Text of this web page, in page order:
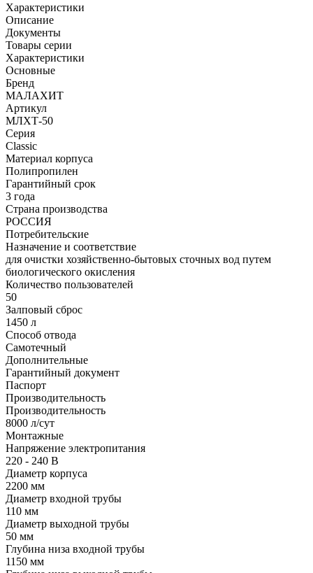
Характеристики
Описание
Документы
Товары серии
Характеристики
Основные
Бренд
МАЛАХИТ
Артикул
МЛХТ-50
Серия
Classic
Материал корпуса
Полипропилен
Гарантийный срок
3 года
Страна производства
РОССИЯ
Потребительские
Назначение и соответствие
для очистки хозяйственно-бытовых сточных вод путем
биологического окисления
Количество пользователей
50
Залповый сброс
1450 л
Способ отвода
Самотечный
Дополнительные
Гарантийный документ
Паспорт
Производительность
Производительность
8000 л/сут
Монтажные
Напряжение электропитания
220 - 240 В
Диаметр корпуса
2200 мм
Диаметр входной трубы
110 мм
Диаметр выходной трубы
50 мм
Глубина низа входной трубы
1150 мм